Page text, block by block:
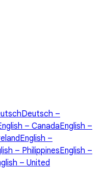
Deutsch –
– CanadaEnglish –
English –
– PhilippinesEnglish –
– United